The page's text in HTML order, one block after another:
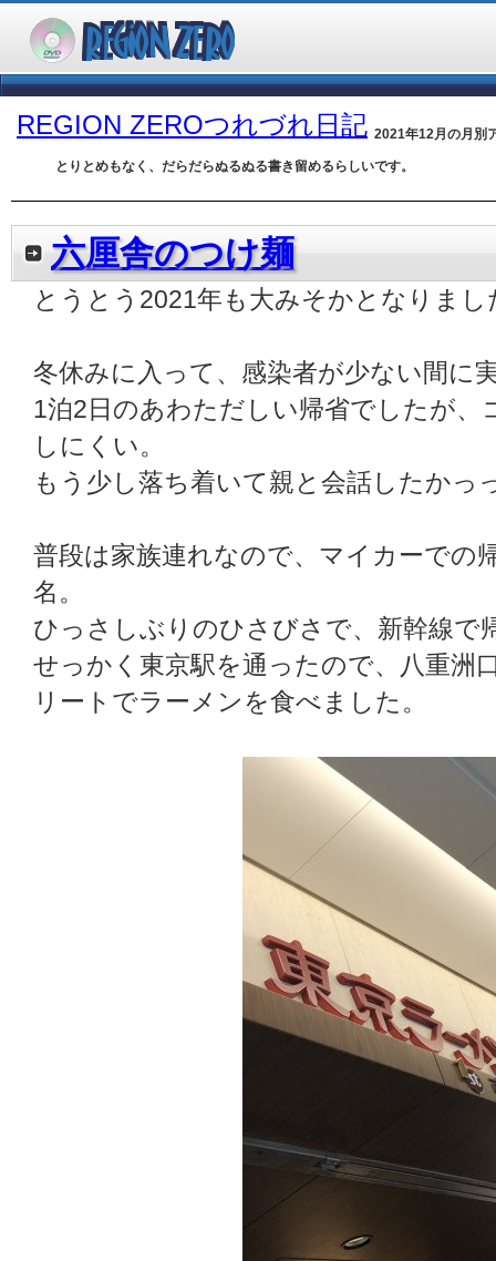
REGION ZEROつれづれ日記 2021年12月の月別
とりとめもなく、だらだらぬるぬる書き留めるらしいです。
六厘舎のつけ麺
とうとう2021年も大みそかとなりまし
冬休みに入って、感染者が少ない間に
1泊2日のあわただしい帰省でしたが、
しにくい。
もう少し落ち着いて親と会話したかっ
普段は家族連れなので、マイカーでの
名。
ひっさしぶりのひさびさで、新幹線で
せっかく東京駅を通ったので、八重洲
リートでラーメンを食べました。